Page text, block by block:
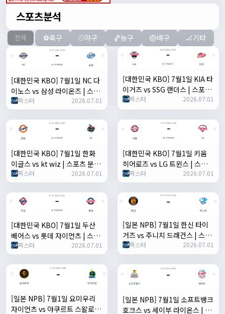
스포츠분석
전체 ⚽축구 ⚾야구 🏀농구 🏐배구 🏒기타
[대한민국 KBO] 7월1일 NC 다
이노스 vs 삼성 라이온즈 | 스포
츠 분석 무료 중계 토친놈
픽스터 2026.07.01
[대한민국 KBO] 7월1일 KIA 타
이거즈 vs SSG 랜더스 | 스포츠
분석 무료 중계 토친놈
픽스터 2026.07.01
[대한민국 KBO] 7월1일 한화
이글스 vs kt wiz | 스포츠 분석
무료 중계 토친놈
픽스터 2026.07.01
[대한민국 KBO] 7월1일 키움
히어로즈 vs LG 트윈스 | 스포츠
분석 무료 중계 토친놈
픽스터 2026.07.01
[대한민국 KBO] 7월1일 두산
베어스 vs 롯데 자이언츠 | 스포
츠 분석 무료 중계 토친놈
픽스터 2026.07.01
[일본 NPB] 7월1일 한신 타이
거즈 vs 주니치 드래건스 | 스포
츠 분석 무료 중계 토친놈
픽스터 2026.07.01
[일본 NPB] 7월1일 요미우리
자이언츠 vs 야쿠르트 스왈로즈
[일본 NPB] 7월1일 소프트뱅크
호크스 vs 세이부 라이온스 | 스